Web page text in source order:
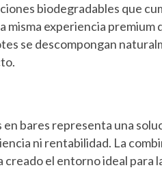
biodegradables que
experiencia premium
se descompongan
bares representa una
ni rentabilidad. La
el entorno ideal para